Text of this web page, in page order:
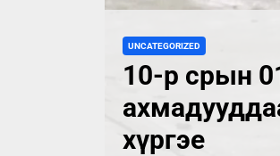
UNCATEGORIZED
10-р срын
хүргэе